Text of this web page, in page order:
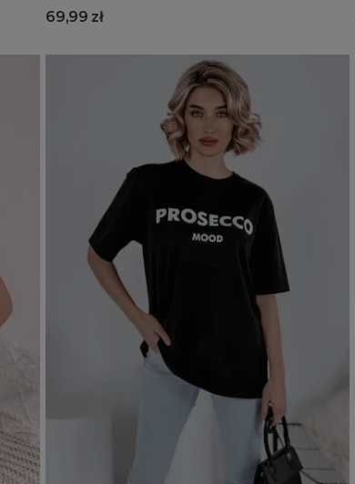
69,99 zł